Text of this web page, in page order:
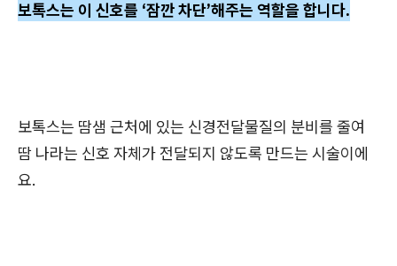
보톡스는 이 신호를 ‘잠깐 차단’해주는 역할을 합니다.
보톡스는 땀샘 근처에 있는 신경전달물질의 분비를 줄여
땀 나라는 신호 자체가 전달되지 않도록 만드는 시술이에
요.